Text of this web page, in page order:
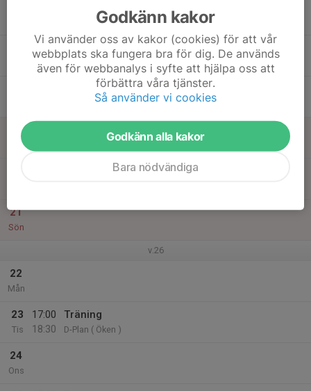
Träning
7 Mannaplanen
19
Fre
21
Sön
v.26
22
Mån
23
Tis
17:00
18:30
Träning
D-Plan ( Öken )
24
Ons
Godkänn kakor
Vi använder oss av kakor (cookies) för att vår
webbplats ska fungera bra för dig. De används
även för webbanalys i syfte att hjälpa oss att
förbättra våra tjänster.
Så använder vi cookies
Godkänn alla kakor
Bara nödvändiga